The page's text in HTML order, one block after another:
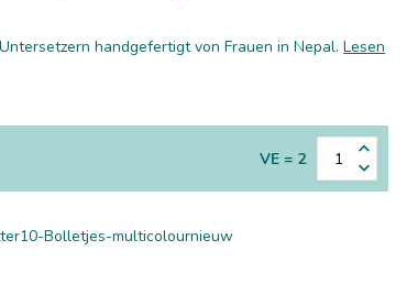
handgefertigt von Frauen in Nepal.Lesen
VE = 2
Bolletjes-multicolournieuw